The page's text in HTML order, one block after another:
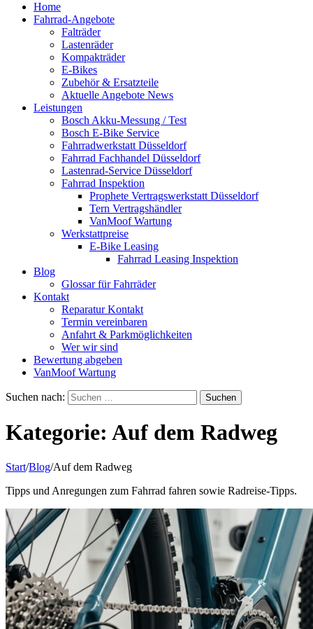
Home
Fahrrad-Angebote
Falträder
Lastenräder
Kompakträder
E-Bikes
Zubehör & Ersatzteile
Aktuelle Angebote News
Leistungen
Bosch Akku-Messung / Test
Bosch E-Bike Service
Fahrradwerkstatt Düsseldorf
Fahrrad Fachhandel Düsseldorf
Lastenrad-Service Düsseldorf
Fahrrad Inspektion
Prophete Vertragswerkstatt Düsseldorf
Tern Vertragshändler
VanMoof Wartung
Werkstattpreise
E-Bike Leasing
Fahrrad Leasing Inspektion
Blog
Glossar für Fahrräder
Kontakt
Reparatur Kontakt
Termin vereinbaren
Anfahrt & Parkmöglichkeiten
Wer wir sind
Bewertung abgeben
VanMoof Wartung
Suchen nach:
Kategorie: Auf dem Radweg
Start/Blog/Auf dem Radweg
Tipps und Anregungen zum Fahrrad fahren sowie Radreise-Tipps.